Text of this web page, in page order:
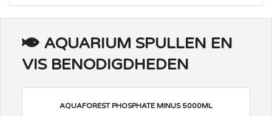
AQUARIUM SPULLEN EN
VIS BENODIGDHEDEN
AQUAFOREST PHOSPHATE MINUS 5000ML